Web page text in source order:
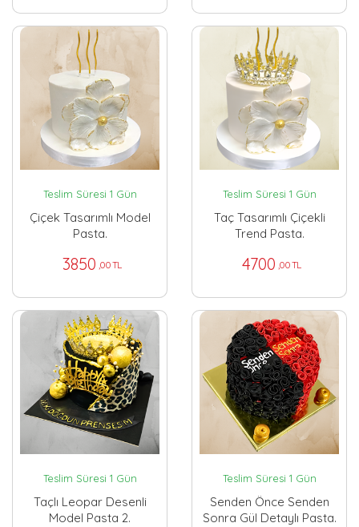
Teslim Süresi 1 Gün
Çiçek Tasarımlı Model
Pasta.
3850 ,00 TL
Teslim Süresi 1 Gün
Taç Tasarımlı Çiçekli
Trend Pasta.
4700 ,00 TL
Teslim Süresi 1 Gün
Taçlı Leopar Desenli
Model Pasta 2.
Teslim Süresi 1 Gün
Senden Önce Senden
Sonra Gül Detaylı Pasta.